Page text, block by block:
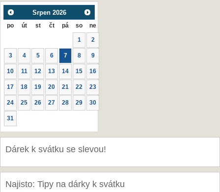
Srpen 2026
po út st čt pá so ne
1 2
3 4 5 6 7 8 9
10 11 12 13 14 15 16
17 18 19 20 21 22 23
24 25 26 27 28 29 30
31
Dárek k svátku se slevou!
Najisto: Tipy na dárky k svátku